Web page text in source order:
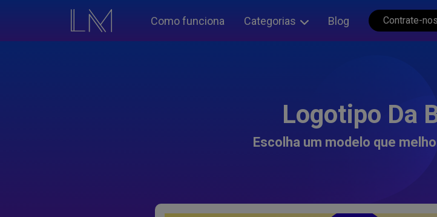
Como funciona Categorias Blog Contrate-nos
Logotipo Da
Escolha um modelo que